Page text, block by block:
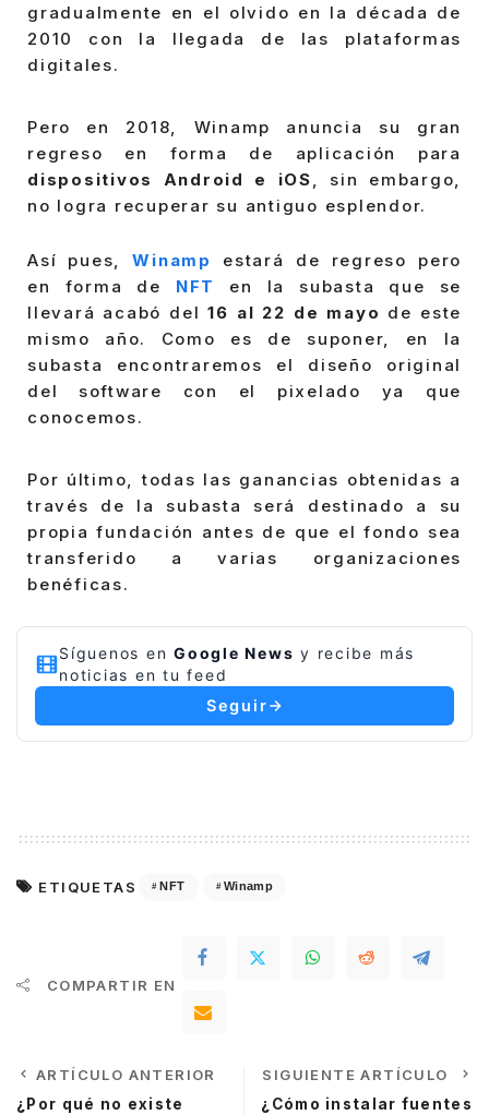
gradualmente en el olvido en la década de
2010 con la llegada de las plataformas
digitales.
Pero en 2018, Winamp anuncia su gran
regreso en forma de aplicación para
dispositivos Android e iOS, sin embargo,
no logra recuperar su antiguo esplendor.
Así pues,Winamp
estará de regreso pero
en forma de NFT
en la subasta que se
llevará acabó del16 al 22 de mayo de este
mismo año. Como es de suponer, en la
subasta encontraremos el diseño original
del software con el pixelado ya que
conocemos.
Por último, todas las ganancias obtenidas a
través de la subasta será destinado a su
propia fundación antes de que el fondo sea
transferido a varias organizaciones
benéficas.
Síguenos en Google News y recibe más
noticias en tu feed
Seguir
ETIQUETAS NFT Winamp
COMPARTIR EN
ARTÍCULO ANTERIOR
¿Por qué no existe
SIGUIENTE ARTÍCULO
¿Cómo instalar fuentes